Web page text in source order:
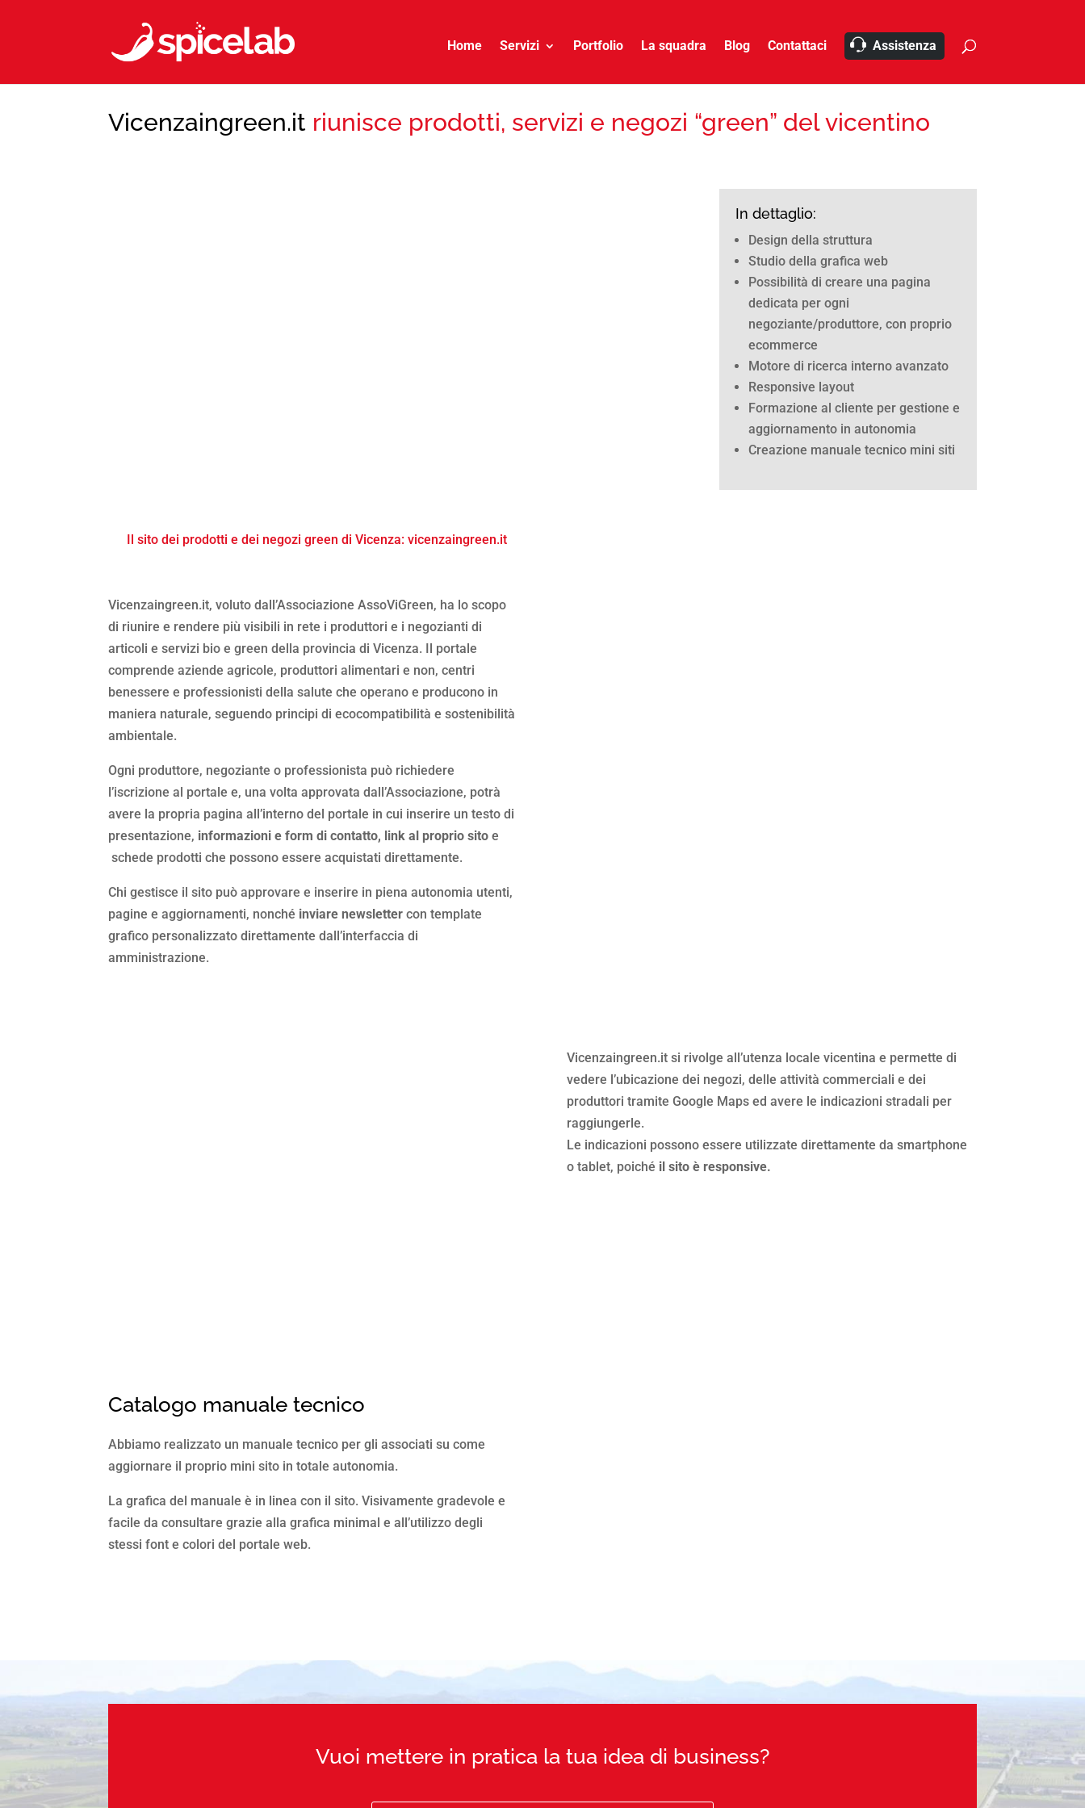
Home Servizi Portfolio La squadra Blog Contattaci Assistenza
Vicenzaingreen.it riunisce prodotti, servizi e negozi “green” del vicentino
Il sito dei prodotti e dei negozi green di Vicenza: vicenzaingreen.it
In dettaglio:
Design della struttura
Studio della grafica web
Possibilità di creare una pagina
dedicata per ogni
negoziante/produttore, con proprio
ecommerce
Motore di ricerca interno avanzato
Responsive layout
Formazione al cliente per gestione e
aggiornamento in autonomia
Creazione manuale tecnico mini siti
Vicenzaingreen.it, voluto dall’Associazione AssoViGreen, ha lo scopo
di riunire e rendere più visibili in rete i produttori e i negozianti di
articoli e servizi bio e green della provincia di Vicenza. Il portale
comprende aziende agricole, produttori alimentari e non, centri
benessere e professionisti della salute che operano e producono in
maniera naturale, seguendo principi di ecocompatibilità e sostenibilità
ambientale.
Ogni produttore, negoziante o professionista può richiedere
l’iscrizione al portale e, una volta approvata dall’Associazione, potrà
avere la propria pagina all’interno del portale in cui inserire un testo di
presentazione, informazioni e form di contatto, link al proprio sito e
schede prodotti che possono essere acquistati direttamente.
Chi gestisce il sito può approvare e inserire in piena autonomia utenti,
pagine e aggiornamenti, nonché inviare newsletter con template
grafico personalizzato direttamente dall’interfaccia di
amministrazione.
Vicenzaingreen.it si rivolge all’utenza locale vicentina e permette di
vedere l’ubicazione dei negozi, delle attività commerciali e dei
produttori tramite Google Maps ed avere le indicazioni stradali per
raggiungerle.
Le indicazioni possono essere utilizzate direttamente da smartphone
o tablet, poiché il sito è responsive.
Catalogo manuale tecnico
Abbiamo realizzato un manuale tecnico per gli associati su come
aggiornare il proprio mini sito in totale autonomia.
La grafica del manuale è in linea con il sito. Visivamente gradevole e
facile da consultare grazie alla grafica minimal e all’utilizzo degli
stessi font e colori del portale web.
Vuoi mettere in pratica la tua idea di business?